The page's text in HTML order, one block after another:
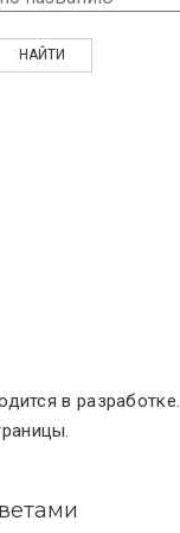
в разработке.